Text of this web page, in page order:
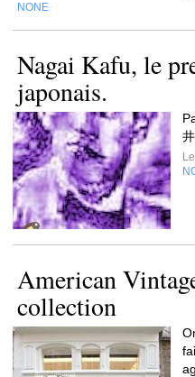
NONE
Nagai Kafu, le
japonais.
American
collection